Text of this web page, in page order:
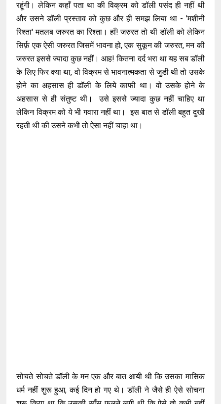
रहूंगी। लेकिन कहाँ पता था की विक्रम को डॉली पसंद ही नहीं थी
और उसने डॉली प्रस्ताव को कुछ और ही समझ लिया था - 'मशीनी
रिश्ता' मतलब जरुरत का रिश्ता। हाँ! जरुरत तो थी डॉली को लेकिन
सिर्फ़ एक ऐसी जरुरत जिसमें भावना हो, एक सुकून की जरुरत, मन की
जरुरत इससे ज्यादा कुछ नहीं। आह! कितना दर्द भरा था यह सब डॉली
के लिए फिर क्या था, वो विक्रम से भावनात्मकता से जुडी थी तो उसके
होने का अहसास ही डॉली के लिये काफी था। वो उसके होने के
अहसास से ही संतुष्ट थी। उसे इससे ज्यादा कुछ नहीं चाहिए था
लेकिन विक्रम को ये भी गवारा नहीं था। इस बात से डॉली बहुत दुखी
रहती थी की उसने कभी तो ऐसा नहीं चाहा था।
सोचते सोचते डॉली के मन एक और बात आयी थी कि उसका मासिक
धर्म नहीं शुरू हुआ, कई दिन हो गए थे। डॉली ने जैसे ही ऐसे सोचना